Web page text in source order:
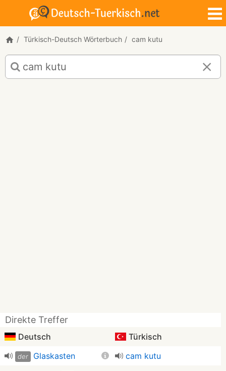
Türkisch-Deutsch Wörterbuch cam kutu
Türkisch-
Deutsch
Übersetzung
Direkte Treffer
Deutsch Türkisch
der Glaskasten cam kutu